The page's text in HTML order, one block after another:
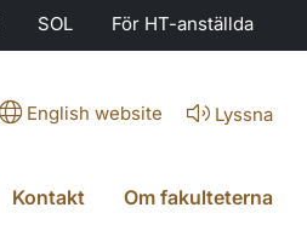
SOL För HT-anställda
English website Lyssna
Kontakt Om fakulteterna